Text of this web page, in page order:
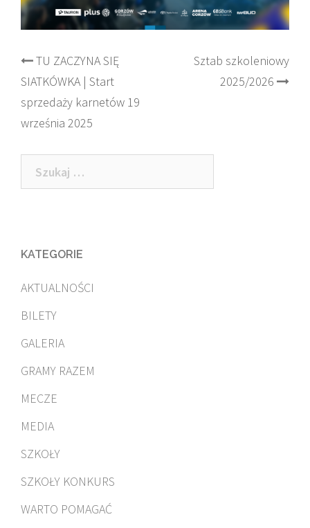
Post
navigation
TU ZACZYNA SIĘ
SIATKÓWKA | Start
sprzedaży karnetów 19
września 2025
Sztab szkoleniowy
2025/2026
Szukaj:
KATEGORIE
AKTUALNOŚCI
BILETY
GALERIA
GRAMY RAZEM
MECZE
MEDIA
SZKOŁY
SZKOŁY KONKURS
WARTO POMAGAĆ